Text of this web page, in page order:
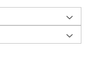
putem controla de